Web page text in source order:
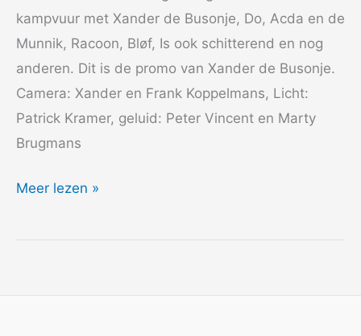
kampvuur met Xander de Busonje, Do, Acda en de
Munnik, Racoon, Bløf, Is ook schitterend en nog
anderen. Dit is de promo van Xander de Busonje.
Camera: Xander en Frank Koppelmans, Licht:
Patrick Kramer, geluid: Peter Vincent en Marty
Brugmans
2006
Kampvuur
Meer lezen »